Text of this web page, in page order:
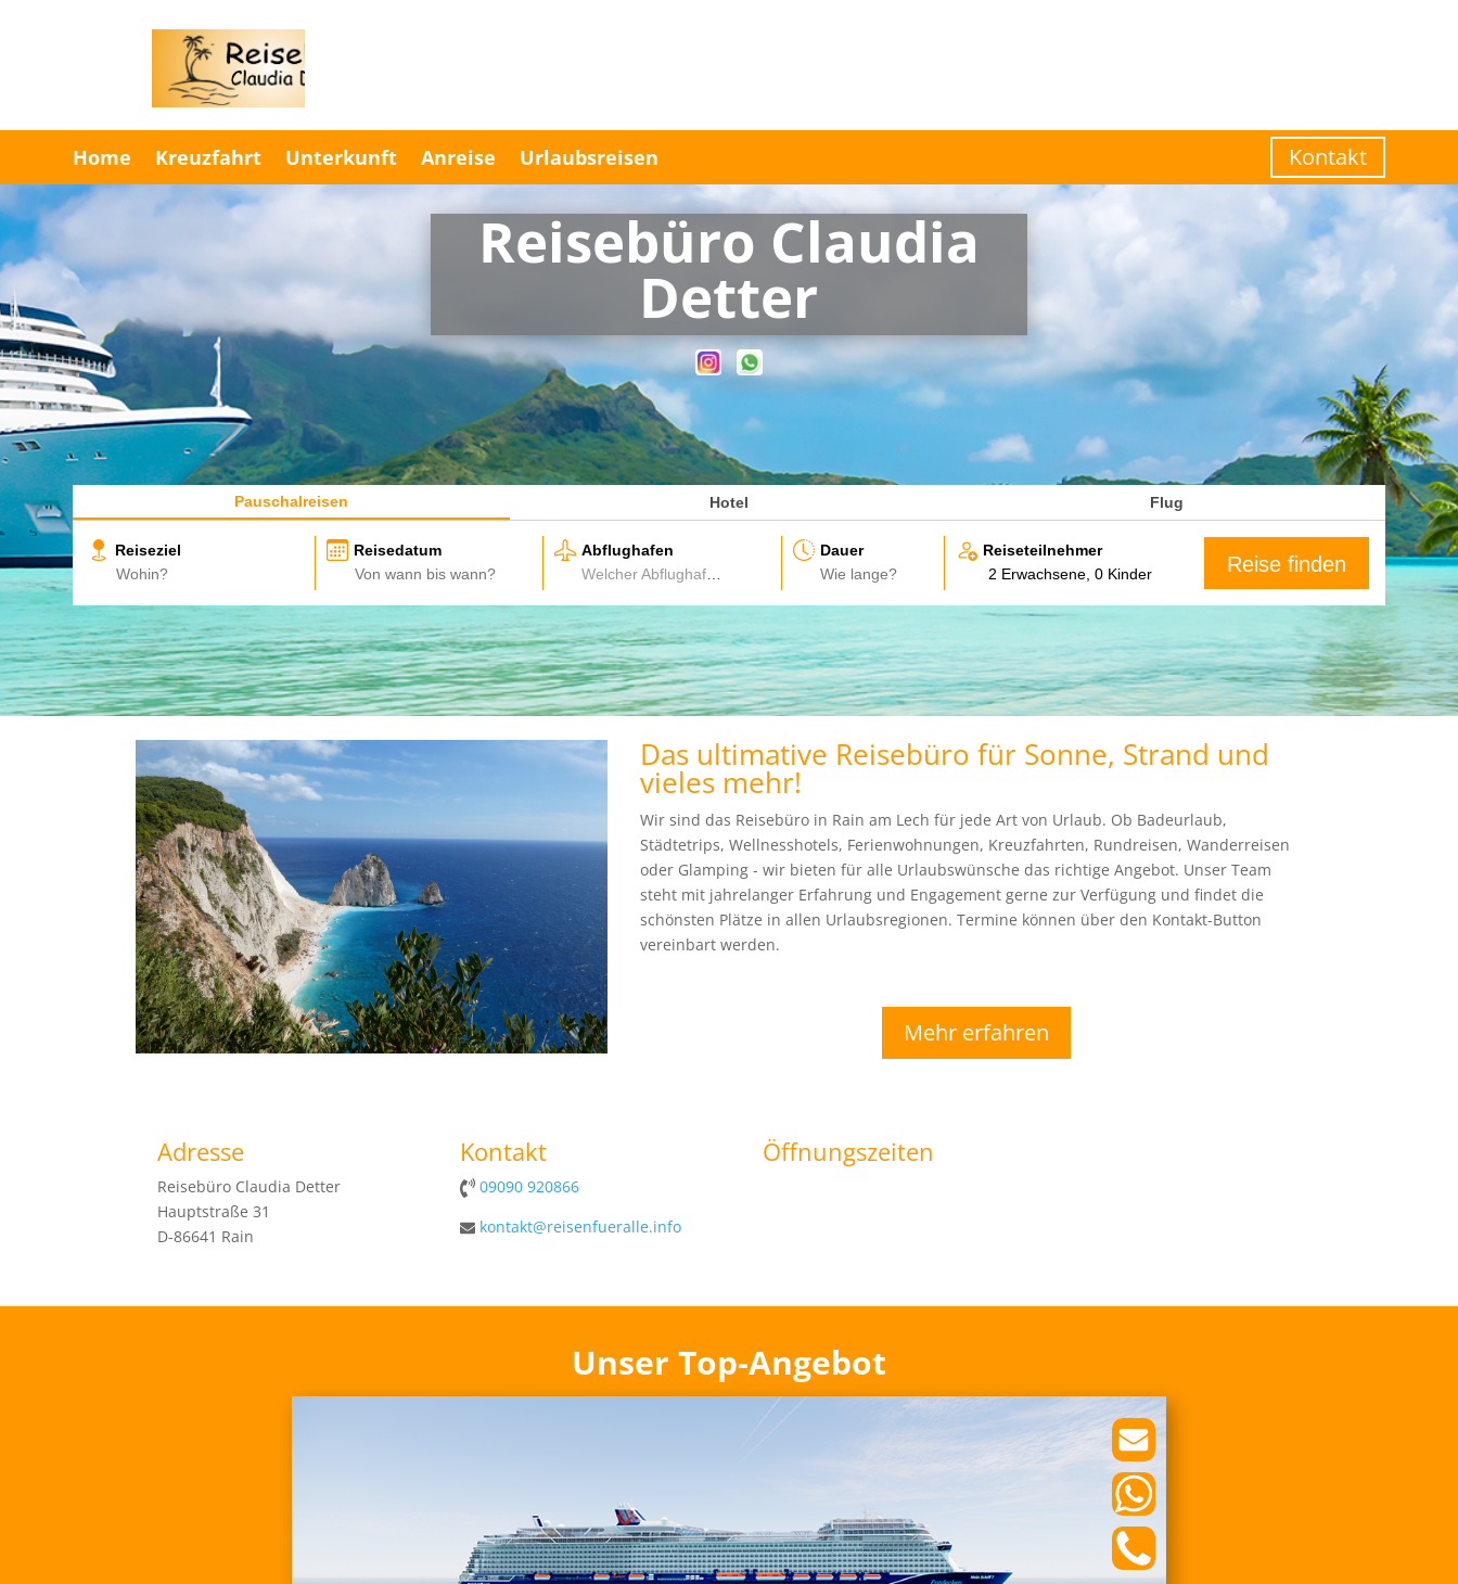
Home Kreuzfahrt Unterkunft Anreise Urlaubsreisen Kontakt
Reisebüro Claudia
Detter
Pauschalreisen Hotel Flug
Reiseziel Reisedatum
Abflughafen
Dauer Reiseteilnehmer
Reise finden
Das ultimative Reisebüro für Sonne, Strand und
vieles mehr!
Wir sind das Reisebüro in Rain am Lech für jede Art von Urlaub. Ob Badeurlaub,
Städtetrips, Wellnesshotels, Ferienwohnungen, Kreuzfahrten, Rundreisen, Wanderreisen
oder Glamping - wir bieten für alle Urlaubswünsche das richtige Angebot. Unser Team
steht mit jahrelanger Erfahrung und Engagement gerne zur Verfügung und findet die
schönsten Plätze in allen Urlaubsregionen. Termine können über den Kontakt-Button
vereinbart werden.
Mehr erfahren
Adresse
Reisebüro Claudia Detter
Hauptstraße 31
D-86641 Rain
Kontakt
09090 920866
kontakt@reisenfueralle.info
Öffnungszeiten
Unser Top-Angebot